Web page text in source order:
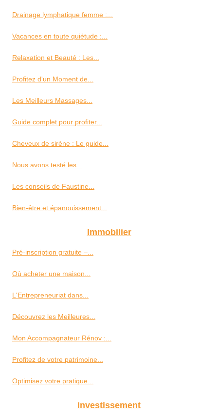
Drainage lymphatique femme :...
Vacances en toute quiétude :...
Relaxation et Beauté : Les...
Profitez d'un Moment de...
Les Meilleurs Massages...
Guide complet pour profiter...
Cheveux de sirène : Le guide...
Nous avons testé les...
Les conseils de Faustine...
Bien-être et épanouissement...
Immobilier
Pré-inscription gratuite –...
Où acheter une maison...
L'Entrepreneuriat dans...
Découvrez les Meilleures...
Mon Accompagnateur Rénov :...
Profitez de votre patrimoine...
Optimisez votre pratique...
Investissement